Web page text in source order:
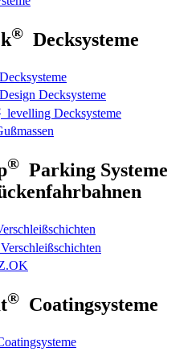
® Decksysteme
Decksysteme
Design Decksysteme
levelling Decksysteme
® Parking Systeme
Verschleißschichten
® Coatingsysteme